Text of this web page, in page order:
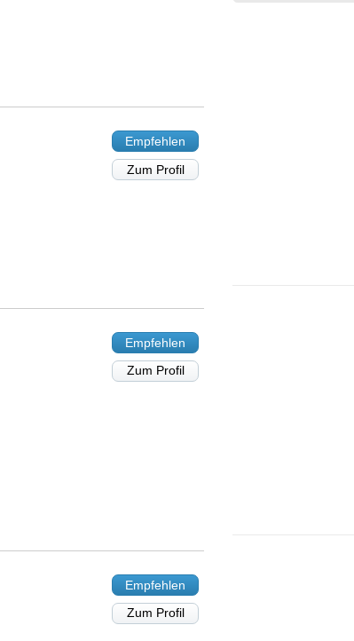
Empfehlen
Zum Profil
Empfehlen
Zum Profil
Empfehlen
Zum Profil